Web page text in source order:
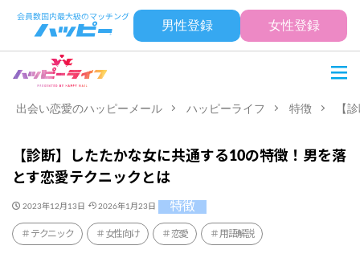
男性登録 女性登録
出会い恋愛のハッピーメール ハッピーライフ 特徴 【
【診断】したたかな女に共通する10の特徴！男を落
とす恋愛テクニックとは
2023年12月13日 2026年1月23日 特徴
テクニック 女性向け 恋愛 用語解説